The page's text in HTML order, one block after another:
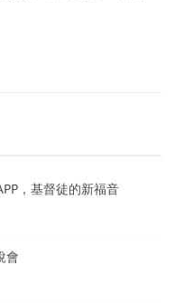
，基督徒的新福音
會